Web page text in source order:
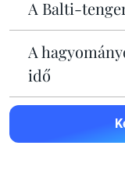
A Balti-
A
idő